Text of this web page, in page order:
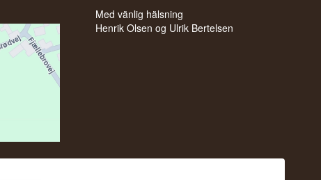
Med vänlig hälsning
Henrik Olsen og Ulrik Bertelsen